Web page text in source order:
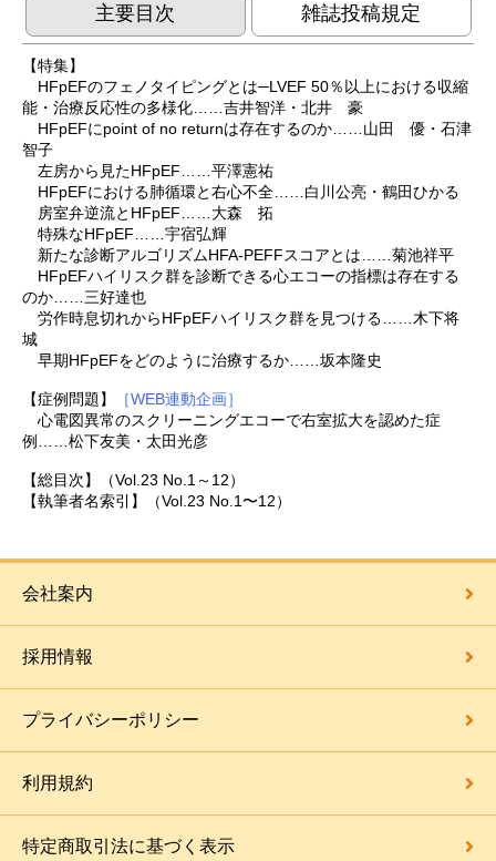
主要目次 雑誌投稿規定
【特集】
HFpEFのフェノタイピングとは─LVEF 50％以上における収縮
能・治療反応性の多様化……吉井智洋・北井 豪
HFpEFにpoint of no returnは存在するのか……山田 優・石津
智子
左房から見たHFpEF……平澤憲祐
HFpEFにおける肺循環と右心不全……白川公亮・鶴田ひかる
房室弁逆流とHFpEF……大森 拓
特殊なHFpEF……宇宿弘輝
新たな診断アルゴリズムHFA-PEFFスコアとは……菊池祥平
HFpEFハイリスク群を診断できる心エコーの指標は存在する
のか……三好達也
労作時息切れからHFpEFハイリスク群を見つける……木下将
城
早期HFpEFをどのように治療するか……坂本隆史
【症例問題】
［WEB連動企画］
心電図異常のスクリーニングエコーで右室拡大を認めた症
例……松下友美・太田光彦
【総目次】（Vol.23 No.1～12）
【執筆者名索引】（Vol.23 No.1〜12）
会社案内
採用情報
プライバシーポリシー
利用規約
特定商取引法に基づく表示